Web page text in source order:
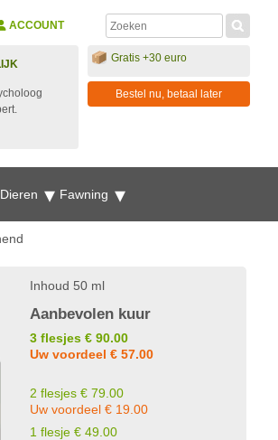
ACCOUNT
Gratis +30 euro
Bestel nu, betaal later
Dieren Fawning
Inhoud 50 ml
Aanbevolen kuur
3 flesjes € 90.00
Uw voordeel € 57.00
2 flesjes € 79.00
Uw voordeel € 19.00
1 flesje € 49.00